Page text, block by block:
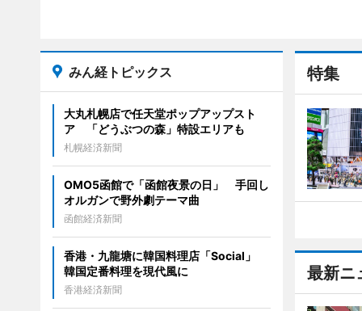
特集
最新ニ
みん経トピックス
大丸札幌店で任天堂ポップアップスト
ア 「どうぶつの森」特設エリアも
札幌経済新聞
OMO5函館で「函館夜景の日」 手回し
オルガンで野外劇テーマ曲
函館経済新聞
香港・九龍塘に韓国料理店「Social」
韓国定番料理を現代風に
香港経済新聞